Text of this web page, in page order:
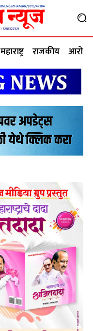
महाराष्ट्र राजकीय आरोग्य